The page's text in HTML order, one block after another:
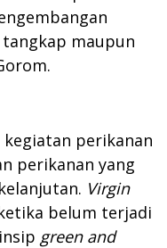
maupun
perikanan
perikanan yang
Virgin
belum terjadi
green and